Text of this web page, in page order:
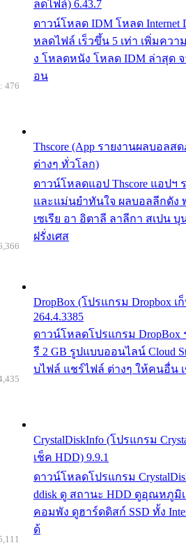
ลดไฟล์) 6.43.7
ดาวน์โหลด IDM โหลด Internet
หลดไฟล์ เร็วขึ้น 5 เท่า เพิ่มควา
ง โหลดหนัง โหลด IDM ล่าสุด จ
อน
Thscore (App รายงานผลบอล
ต่างๆ ทั่วโลก)
ดาวน์โหลดแอป Thscore แอปฯ
และแม่นยำทันใจ ผลบอลลีกดัง
เซเรีย อา อิตาลี ลาลีกา สเปน บุ
ฝรั่งเศส
476
DropBox (โปรแกรม Dropbox
264.4.3385
ดาวน์โหลดโปรแกรม DropBox
รี 2 GB รูปแบบออนไลน์ Cloud
บไฟล์ แชร์ไฟล์ ต่างๆ ให้คนอื่น
CrystalDiskInfo (โปรแกรม
เช็ค HDD) 9.9.1
ดาวน์โหลดโปรแกรม
ddisk ดู สถานะ HDD ดูอุณหภูมิ
คอมพัง ดูฮาร์ดดิสก์ SSD ทั้ง
ด้